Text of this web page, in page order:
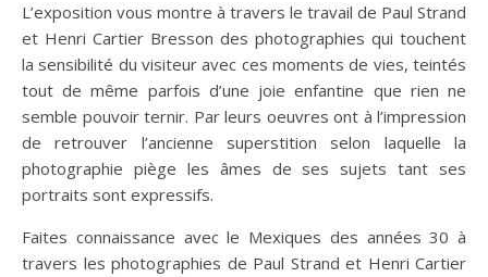
L’exposition vous montre à travers le travail de Paul Strand
et Henri Cartier Bresson des photographies qui touchent
la sensibilité du visiteur avec ces moments de vies, teintés
tout de même parfois d’une joie enfantine que rien ne
semble pouvoir ternir. Par leurs oeuvres ont à l’impression
de retrouver l’ancienne superstition selon laquelle la
photographie piège les âmes de ses sujets tant ses
portraits sont expressifs.
Faites connaissance avec le Mexiques des années 30 à
travers les photographies de Paul Strand et Henri Cartier